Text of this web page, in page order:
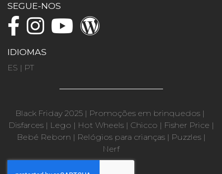
SEGUE-NOS
IDIOMAS
ES | PT
Black Friday 2025 | Promoções em brinquedos |
Disfarces| Lego | Hot Wheels| Chicco | Fisher Price |
Bebé Reborn | Relógios para crianças| Puzzles|
Nerf